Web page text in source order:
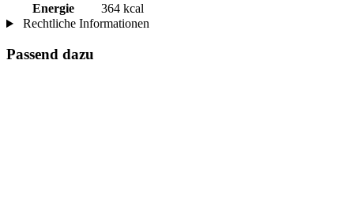
Energie
364 kcal
Rechtliche Informationen
Passend dazu